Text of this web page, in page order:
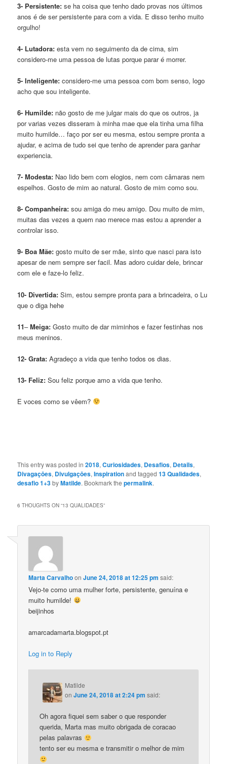
3- Persistente:se ha coisa que tenho dado provas nos últimos
anos é de ser persistente para com a vida. E disso tenho muito
orgulho!
4- Lutadora:esta vem no seguimento da de cima, sim
considero-me uma pessoa de lutas porque parar é morrer.
5- Inteligente:considero-me uma pessoa com bom senso, logo
acho que sou inteligente.
6- Humilde: não gosto de me julgar mais do que os outros, ja
por varias vezes disseram à minha mae que ela tinha uma filha
muito humilde… faço por ser eu mesma, estou sempre pronta a
ajudar, e acima de tudo sei que tenho de aprender para ganhar
experiencia.
7- Modesta: Nao lido bem com elogios, nem com câmaras nem
espelhos. Gosto de mim ao natural. Gosto de mim como sou.
8- Companheira:sou amiga do meu amigo. Dou muito de mim,
muitas das vezes a quem nao merece mas estou a aprender a
controlar isso.
9- Boa Mãe:gosto muito de ser mãe, sinto que nasci para isto
apesar de nem sempre ser facil. Mas adoro cuidar dele, brincar
com ele e faze-lo feliz.
10- Divertida:Sim, estou sempre pronta para a brincadeira, o Lu
que o diga hehe
11–Meiga:Gosto muito de dar miminhos e fazer festinhas nos
meus meninos.
12- Grata:Agradeço a vida que tenho todos os dias.
13- Feliz:Sou feliz porque amo a vida que tenho.
E voces como se vêem?
This entry was posted in2018,Curiosidades, Desafios, Details,
Divagaçōes, Divulgaçōes,Inspirationand tagged13 Qualidades,
desafio 1+3byMatilde. Bookmark thepermalink.
6 THOUGHTS ON “13 QUALIDADES”
Marta CarvalhoonJune 24, 2018 at 12:25 pm said:
Vejo-te como uma mulher forte, persistente, genuína e
muito humilde!
beijinhos
amarcadamarta.blogspot.pt
Log in to Reply
Matilde
onJune 24, 2018 at 2:24 pm said:
Oh agora fiquei sem saber o que responder
querida, Marta mas muito obrigada de coracao
pelas palavras
tento ser eu mesma e transmitir o melhor de mim